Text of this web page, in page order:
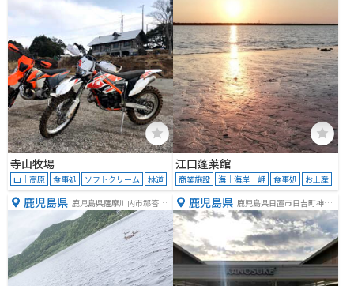
寺山牧場
山｜高原 食事処 ソフトクリーム 林道
江口蓬莱館
商業施設 海｜海岸｜岬 食事処 お土産
鹿児島県 鹿児島県薩摩川内市祁答院
町藺牟田１９９９−２
鹿児島県 鹿児島県日置市日吉町神之
川８４５−３